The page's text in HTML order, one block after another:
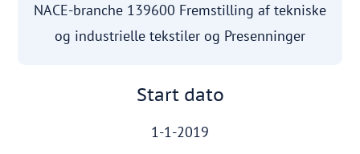
NACE-branche 139600 Fremstilling af tekniske
og industrielle tekstiler og Presenninger
Start dato
1-1-2019